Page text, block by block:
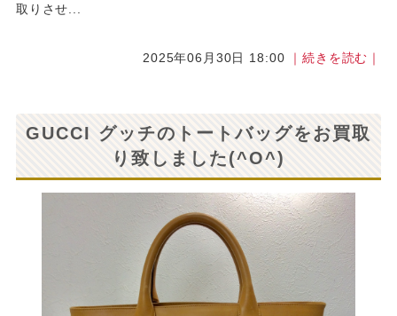
取りさせ...
2025年06月30日 18:00 ｜続きを読む｜
GUCCI グッチのトートバッグをお買取
り致しました(^O^)